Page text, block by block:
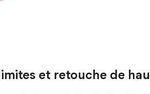
et retouche de